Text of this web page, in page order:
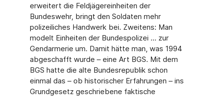
erweitert die Feldjägereinheiten der
Bundeswehr, bringt den Soldaten mehr
polizeiliches Handwerk bei. Zweitens: Man
modelt Einheiten der Bundespolizei ... zur
Gendarmerie um. Damit hätte man, was 1994
abgeschafft wurde – eine Art BGS. Mit dem
BGS hatte die alte Bundesrepublik schon
einmal das – ob historischer Erfahrungen – ins
Grundgesetz geschriebene faktische